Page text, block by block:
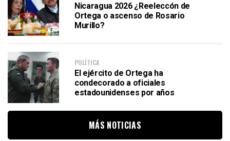
Nicaragua 2026 ¿Reeleccón de
Ortega o ascenso de Rosario
Murillo?
POLÍTICA
El ejército de Ortega ha
condecorado a oficiales
estadounidenses por años
MÁS NOTICIAS